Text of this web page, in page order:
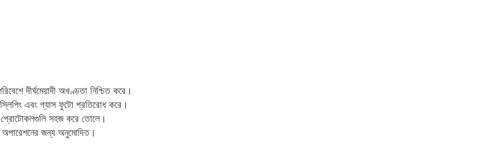
দীর্ঘমেয়াদী অখণ্ডতা নিশ্চিত করে।
এবং গ্যাস ফুটো প্রতিরোধ করে।
প্রোটোকলগুলি সহজ করে তোলে।
অপারেশনের জন্য অনুমোদিত।